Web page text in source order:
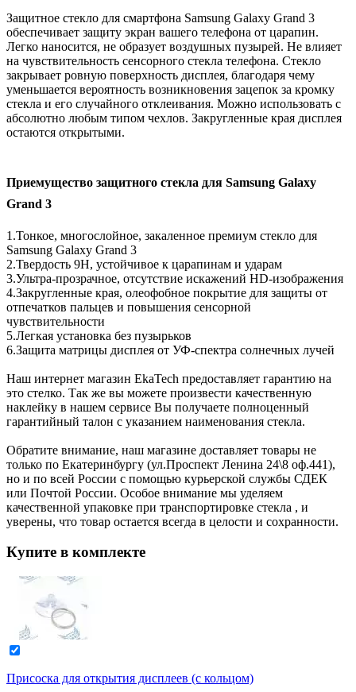
Защитное стекло для смартфона Samsung Galaxy Grand 3
обеспечивает защиту экран вашего телефона от царапин.
Легко наносится, не образует воздушных пузырей. Не влияет
на чувствительность сенсорного стекла телефона. Стекло
закрывает ровную поверхность дисплея, благодаря чему
уменьшается вероятность возникновения зацепок за кромку
стекла и его случайного отклеивания. Можно использовать с
абсолютно любым типом чехлов. Закругленные края дисплея
остаются открытыми.
Приемущество защитного стекла для Samsung Galaxy
Grand 3
1.Тонкое, многослойное, закаленное премиум стекло для
Samsung Galaxy Grand 3
2.Твердость 9Н, устойчивое к царапинам и ударам
3.Ультра-прозрачное, отсутствие искажений HD-изображения
4.Закругленные края, олеофобное покрытие для защиты от
отпечатков пальцев и повышения сенсорной
чувствительности
5.Легкая установка без пузырьков
6.Защита матрицы дисплея от УФ-спектра солнечных лучей
Наш интернет магазин EkaTech предоставляет гарантию на
это стелко. Так же вы можете произвести качественную
наклейку в нашем сервисе Вы получаете полноценный
гарантийный талон с указанием наименования стекла.
Обратите внимание, наш магазине доставляет товары не
только по Екатеринбургу (ул.Проспект Ленина 24\8 оф.441),
но и по всей России с помощью курьерской службы СДЕК
или Почтой России. Особое внимание мы уделяем
качественной упаковке при транспортировке стекла , и
уверены, что товар остается всегда в целости и сохранности.
Купите в комплекте
Присоска для открытия дисплеев (с кольцом)